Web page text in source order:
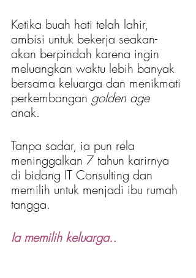
Ketika buah hati telah lahir,
ambisi untuk bekerja seakan-
akan berpindah karena ingin
meluangkan waktu lebih banyak
bersama keluarga dan menikmati
perkembangan golden age
anak.
Tanpa sadar, ia pun rela
meninggalkan 7 tahun karirnya
di bidang IT Consulting dan
memilih untuk menjadi ibu rumah
tangga.
Ia memilih keluarga..